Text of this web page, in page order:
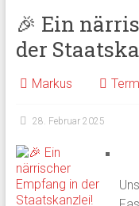
🎉 Ein
der
Markus
28. Februar 2025